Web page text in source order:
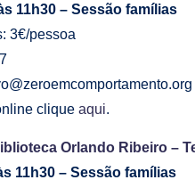
11h30 – Sessão famílias
3€/pessoa
clique aqui.
Orlando Ribeiro –
11h30 – Sessão famílias